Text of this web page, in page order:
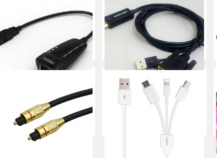
chân luồn cáp
Mua ngay
bó dây
Mua ngay
CÁP USB 2.0 -> LAN UNITEK
(Y-1466)
Mua ngay
CÁP HDMI -> VGA + USB
KINGMASTER (KY-H129B)
Mua ngay